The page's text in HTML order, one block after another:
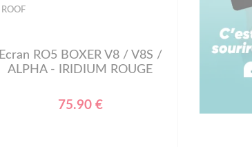
ROOF
Ecran RO5 BOXER V8 / V8S /
ALPHA - IRIDIUM ROUGE
75.90 €